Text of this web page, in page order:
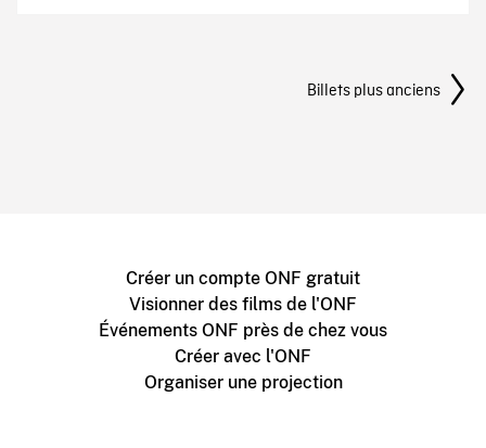
Billets plus anciens
Créer un compte ONF gratuit
Visionner des films de l'ONF
Événements ONF près de chez vous
Créer avec l'ONF
Organiser une projection